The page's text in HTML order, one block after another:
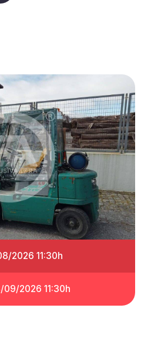
2026 11:30h
2026 11:30h